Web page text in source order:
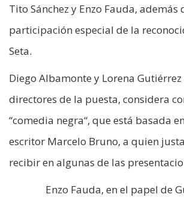
Tito Sánchez y Enzo Fauda, además
participación especial de la
Seta.
Diego Albamonte y Lorena Gutiérrez
directores de la puesta, considera
“comedia negra“, que está basada
escritor Marcelo Bruno, a quien
recibir en algunas de las
Enzo Fauda, en el papel de